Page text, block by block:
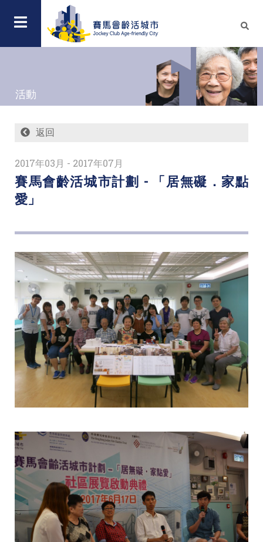
活動
返回
2017年03月 - 2017年07月
賽馬會齡活城市計劃 - 「居無礙．家點
愛」